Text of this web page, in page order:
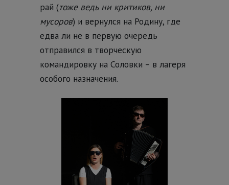
рай (тоже ведь ни критиков, ни
мусоров) и вернулся на Родину, где
едва ли не в первую очередь
отправился в творческую
командировку на Соловки – в лагеря
особого назначения.